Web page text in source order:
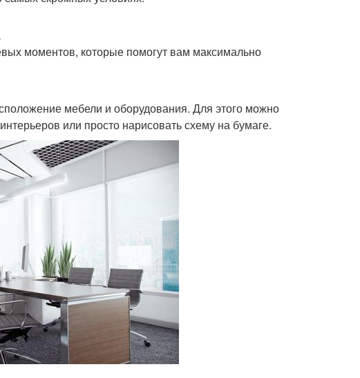
моментов, которые помогут вам максимально
мебели и оборудования. Для этого можно
или просто нарисовать схему на бумаге.